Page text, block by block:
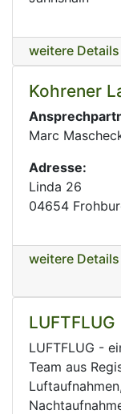
weitere Details
Kohrener
Marc
Adresse:
Linda 26
04654
weitere Details
LUFTFLUG
LUFTFLUG -
Team aus